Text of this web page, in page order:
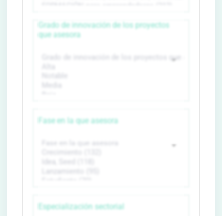
Grado de innovación de los proyectos
que asesora
Fase en la que asesora
Especialización sectorial